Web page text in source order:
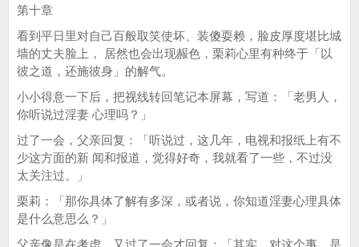
第十章
看到平日里对自己百般取笑使坏、装傻耍赖，脸皮厚度堪比城
墙的丈夫脸上， 居然也会出现赧色，栗莉心里有种终于「以
彼之道，还施彼身」的解气。
小小得意一下后，把视线转回笔记本屏幕，写道：「老男人，
你听说过淫妻 心理吗？」
过了一会，父亲回复：「听说过，这几年，电视和报纸上有不
少这方面的新 闻和报道，觉得好奇，我就看了一些，不过没
太关注过。」
栗莉：「那你具体了解有多深，或者说，你知道淫妻心理具体
是什么意思么？」
父亲像是在考虑，又过了一会才回复：「其实，对这个事，是